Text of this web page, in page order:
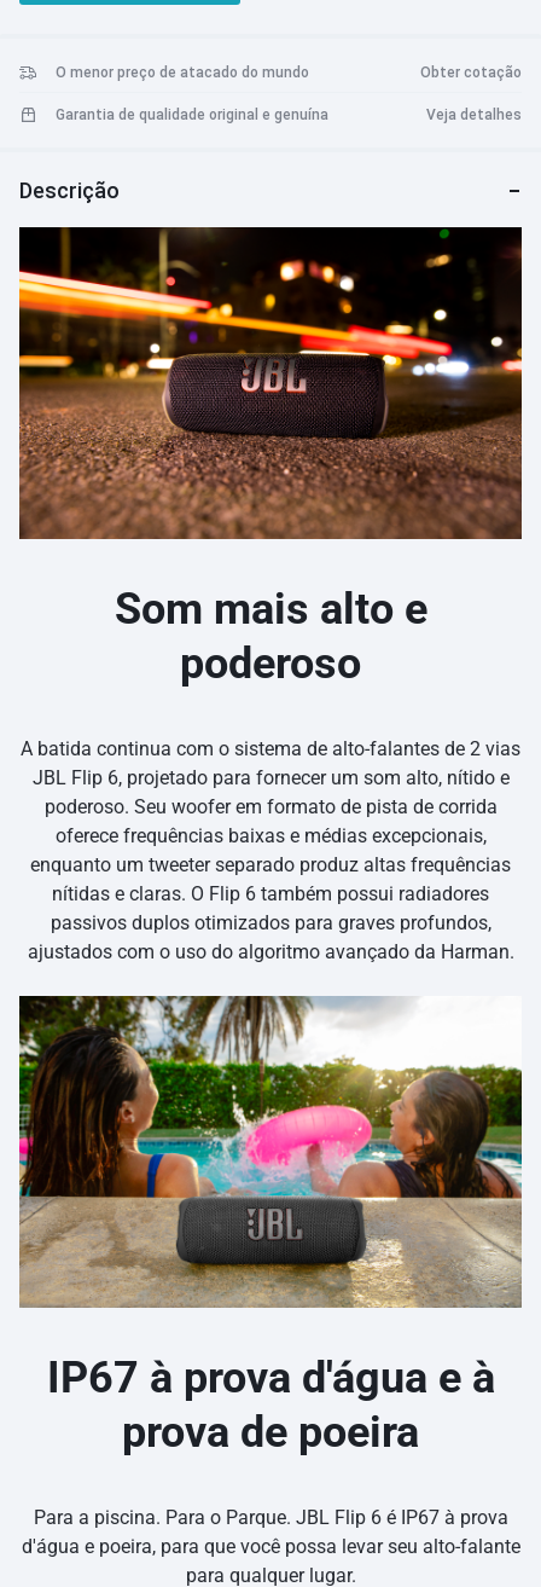
O menor preço de atacado do mundo Obter cotação
Garantia de qualidade original e genuína Veja detalhes
Descrição
Som mais alto e
poderoso
A batida continua com o sistema de alto-falantes de 2 vias
JBL Flip 6, projetado para fornecer um som alto, nítido e
poderoso. Seu woofer em formato de pista de corrida
oferece frequências baixas e médias excepcionais,
enquanto um tweeter separado produz altas frequências
nítidas e claras. O Flip 6 também possui radiadores
passivos duplos otimizados para graves profundos,
ajustados com o uso do algoritmo avançado da Harman.
IP67 à prova d'água e à
prova de poeira
Para a piscina. Para o Parque. JBL Flip 6 é IP67 à prova
d'água e poeira, para que você possa levar seu alto-falante
para qualquer lugar.